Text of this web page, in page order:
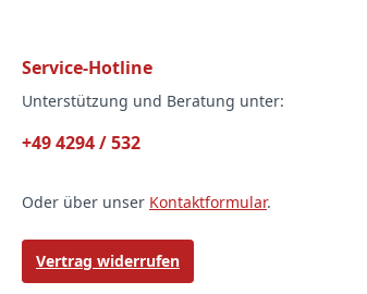
Service-Hotline
Unterstützung und Beratung unter:
+49 4294 / 532
Oder über unser Kontaktformular.
Vertrag widerrufen